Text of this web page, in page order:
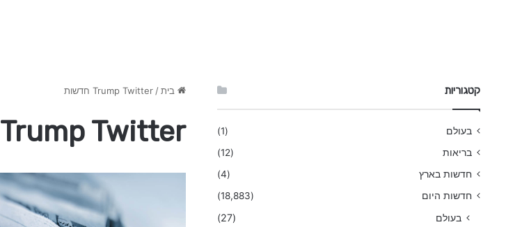
בית / Trump Twitter חדשות
Trump Twitter חדשות
קטגוריות
בעולם
(1)
בריאות
(12)
חדשות בארץ
(4)
חדשות היום
(18,883)
בעולם (27)